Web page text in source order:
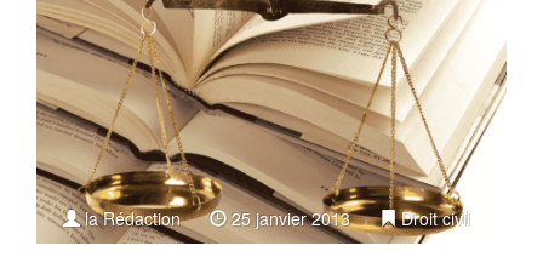
la Rédaction 25 janvier 2013 Droit civil